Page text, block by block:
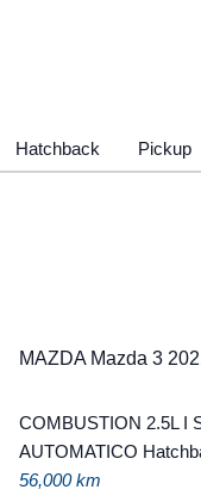
Hatchback Pickup
MAZDA Mazda 3
COMBUSTION 2.5L I
AUTOMATICO
56,000 km